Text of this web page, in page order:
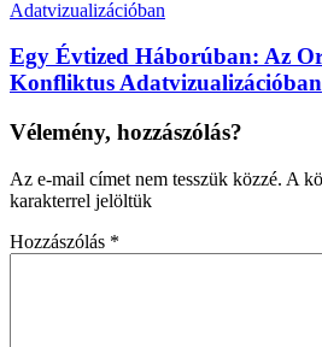
Egy Évtized Háborúban: Az
Konfliktus Adatvizualizációban
Vélemény, hozzászólás?
Az e-mail címet nem tesszük közzé. A
karakterrel jelöltük
Hozzászólás *